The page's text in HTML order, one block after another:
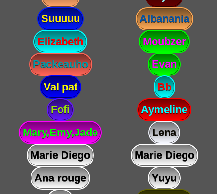
Suuuuu
Albanania
Elizabeth
Moubzer
Packeauho
Evan
Val pat
Bb
Fofi
Aymeline
Mary,Emy,Jade
Lena
Marie Diego
Marie Diego
Ana rouge
Yuyu